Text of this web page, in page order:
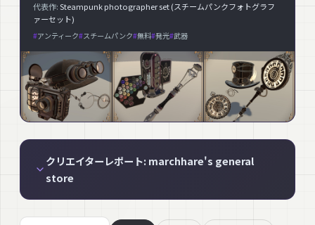
代表作:Steampunk photographer set (スチームパンクフォトグラフ
ァーセット)
#アンティーク#スチームパンク#無料#発光#武器
クリエイターレポート: marchhare's general
store